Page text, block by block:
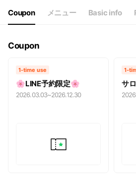
最終受付19時◆定休日:年末年始、不定休
Coupon メニュー Basic info
Coupon
1-time use
🌸LINE予約限定🌸
2026.03.03~2026.12.30
1-
サ